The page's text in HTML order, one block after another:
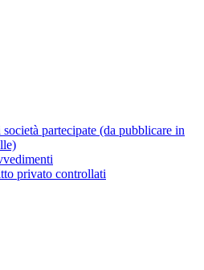
partecipate (da pubblicare in
privato controllati